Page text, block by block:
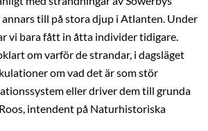
annars till på stora djup i Atlanten. Under
vi bara fått in åtta individer tidigare.
om varför de strandar, i dagsläget
om vad det är som stör
eller driver dem till grunda
intendent på Naturhistoriska